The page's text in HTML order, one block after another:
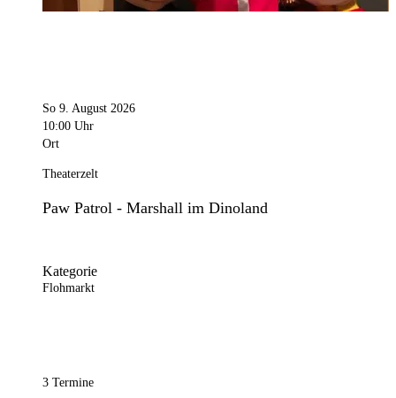
So 9. August 2026
10:00 Uhr
Ort
Theaterzelt
Paw Patrol - Marshall im Dinoland
Kategorie
Flohmarkt
3 Termine